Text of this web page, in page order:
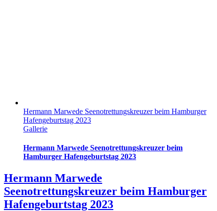
Hermann Marwede Seenotrettungskreuzer beim Hamburger
Hafengeburtstag 2023
Gallerie
Hermann Marwede Seenotrettungskreuzer beim
Hamburger Hafengeburtstag 2023
Hermann Marwede
Seenotrettungskreuzer beim Hamburger
Hafengeburtstag 2023